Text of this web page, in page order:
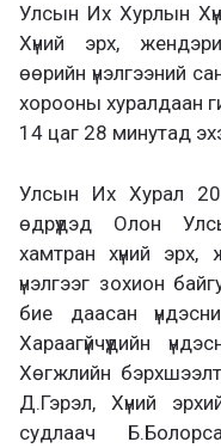
Улсын Их Хурлын
Хүний эрх,
өөрийн үнэлгээний
хорооны хуралдаан
14 цаг 28 минутад
Улсын Их Хурал
өдрүүдэд Олон
хамтран хүний эрх,
үнэлгээг зохион
бие даасан
Хараагүйчүүдийн
Хөгжлийн
Д.Гэрэл, Хүний
судлаач